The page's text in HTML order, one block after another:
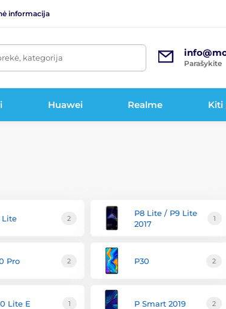
informacija
kategorija
Parašykite
Huawei Realme Kiti
Lite 2
P8 Lite / P9 Lite
2017
1
Pro 2 P30 2
Lite E 1 P Smart 2019 2